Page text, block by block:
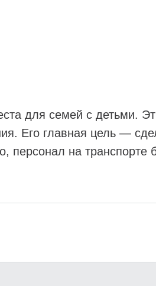
для семей с детьми.
Его главная цель —
на транспорте